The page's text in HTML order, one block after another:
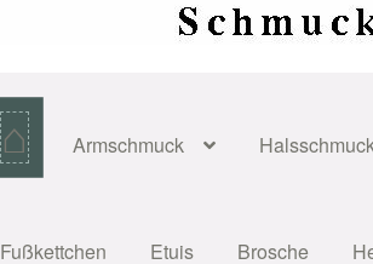
⌂ Armschmuck
Fußkettchen Etuis Brosche